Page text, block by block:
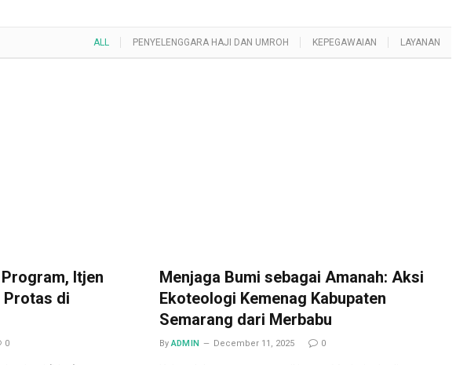
ALL PENYELENGGARA HAJI DAN UMROH KEPEGAWAIAN LAYANAN
Itjen
Protas di
0
Menjaga Bumi sebagai Amanah: Aksi
Ekoteologi Kemenag Kabupaten
Semarang dari Merbabu
By ADMIN December 11, 2025 0